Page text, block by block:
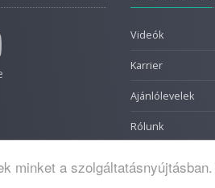
minket a
Videók
Karrier
Ajánlólevelek
Rólunk
nyilatkozat